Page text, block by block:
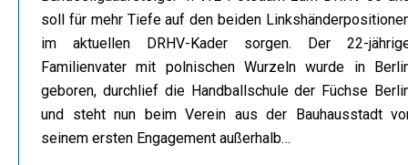
soll für mehr Tiefe auf den beiden
im aktuellen DRHV-Kader sorgen. Der 22-
Familienvater mit polnischen Wurzeln wurde in
geboren, durchlief die Handballschule der Füchse
und steht nun beim Verein aus der Bauhausstadt
seinem ersten Engagement außerhalb…